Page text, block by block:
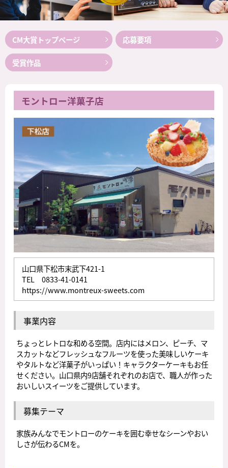
CM大賞トップページ 応募要項
受賞作品
モントロー洋菓子店
山口県下松市末武下421-1
TEL 0833-41-0141
https://www.montreux-sweets.com
事業内容
ちょっとレトロな和める空間。店内にはメロン、ピーチ、マ
スカットなどフレッシュなフルーツを使った美味しいケーキ
やタルトなど洋菓子がいっぱい！キャラクターケーキもお任
せください。山口県内9店舗それぞれのお店で、職人が作った
おいしいスイーツをご提供しています。
募集テーマ
家族みんなでモントローのケーキを囲む幸せなシーンやおい
しさが伝わるCMを。